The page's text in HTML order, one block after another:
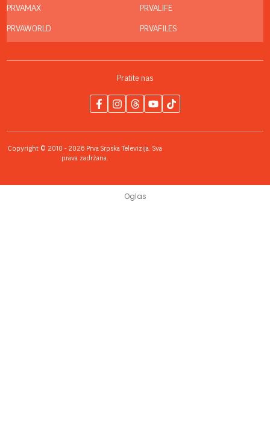
PRVAMAX
PRVAWORLD
PRVALIFE
PRVAFILES
Pratite nas
Copyright © 2010 - 2026 Prva Srpska Televizija. Sva
prava zadržana.